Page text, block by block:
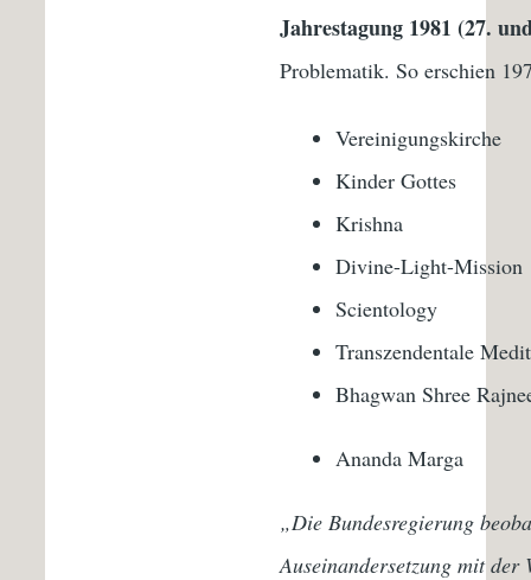
Jahrestagung 1981 (27.
Problematik. So erschien
Vereinigungskirche
Kinder Gottes
Krishna
Divine-Light-Mission
Scientology
Transzendentale
Bhagwan Shree
Ananda Marga
„Die Bundesregierung
Auseinandersetzung mit der